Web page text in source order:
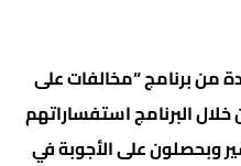
من برنامج “مخالفات على
البرنامج استفساراتهم
على الأجوبة في